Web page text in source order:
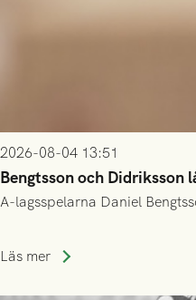
2026-08-04 13:51
Bengtsson och Didriksson
A-lagsspelarna Daniel
Läs mer